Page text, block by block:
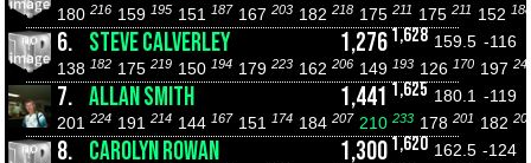
180 216 159 195 151 187 167 203 182 218 175 211 175 211 152 188
6. STEVE CALVERLEY 1,2761,628 159.5 -116
138 182 175 219 150 194 179 223 162 206 149 193 126 170 197
7. ALLAN SMITH 1,441 1,625 180.1 -119
201 224 191 214 144 167 151 174 184 207 210 233 178 201 182
8. CAROLYN ROWAN 1,3001,620 162.5 -124